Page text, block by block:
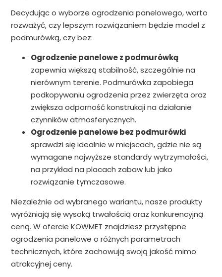
Decydując o wyborze ogrodzenia panelowego, warto
rozważyć, czy lepszym rozwiązaniem będzie model z
podmurówką, czy bez:
Ogrodzenie panelowe z podmurówką
zapewnia większą stabilność, szczególnie na
nierównym terenie. Podmurówka zapobiega
podkopywaniu ogrodzenia przez zwierzęta oraz
zwiększa odporność konstrukcji na działanie
czynników atmosferycznych.
Ogrodzenie panelowe bez podmurówki
sprawdzi się idealnie w miejscach, gdzie nie są
wymagane najwyższe standardy wytrzymałości,
na przykład na placach zabaw lub jako
rozwiązanie tymczasowe.
Niezależnie od wybranego wariantu, nasze produkty
wyróżniają się wysoką trwałością oraz konkurencyjną
ceną. W ofercie KOWMET znajdziesz przystępne
ogrodzenia panelowe o różnych parametrach
technicznych, które zachowują swoją jakość mimo
atrakcyjnej ceny.